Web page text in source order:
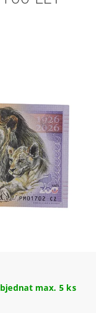
Skladem, lze objednat max. 5 ks